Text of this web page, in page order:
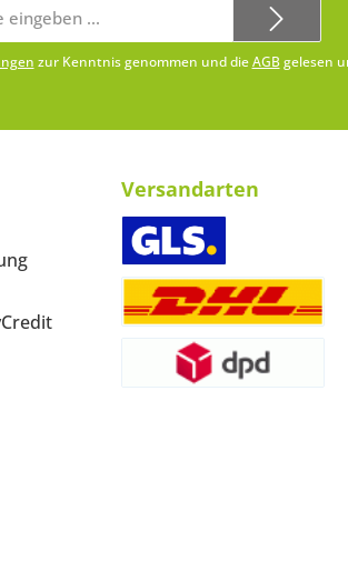
Mail-
Adresse*
zur Kenntnis genommen und dieAGBgelesen
Versandarten